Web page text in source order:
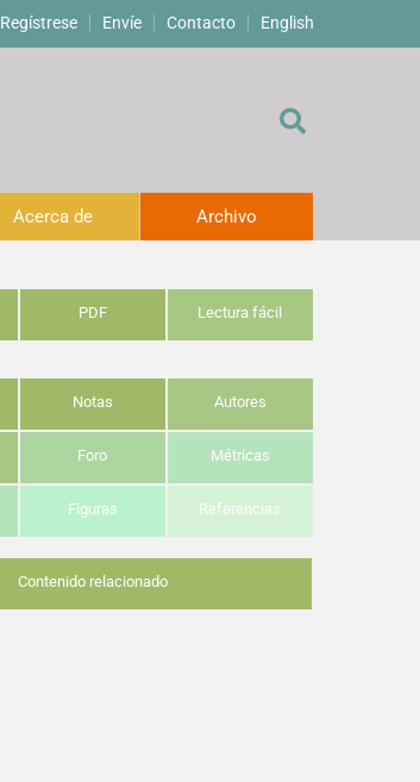
Regístrese Envíe Contacto English
Acerca de Archivo
PDF Lectura fácil
Notas Autores
Foro Métricas
Figuras Referencias
Contenido relacionado